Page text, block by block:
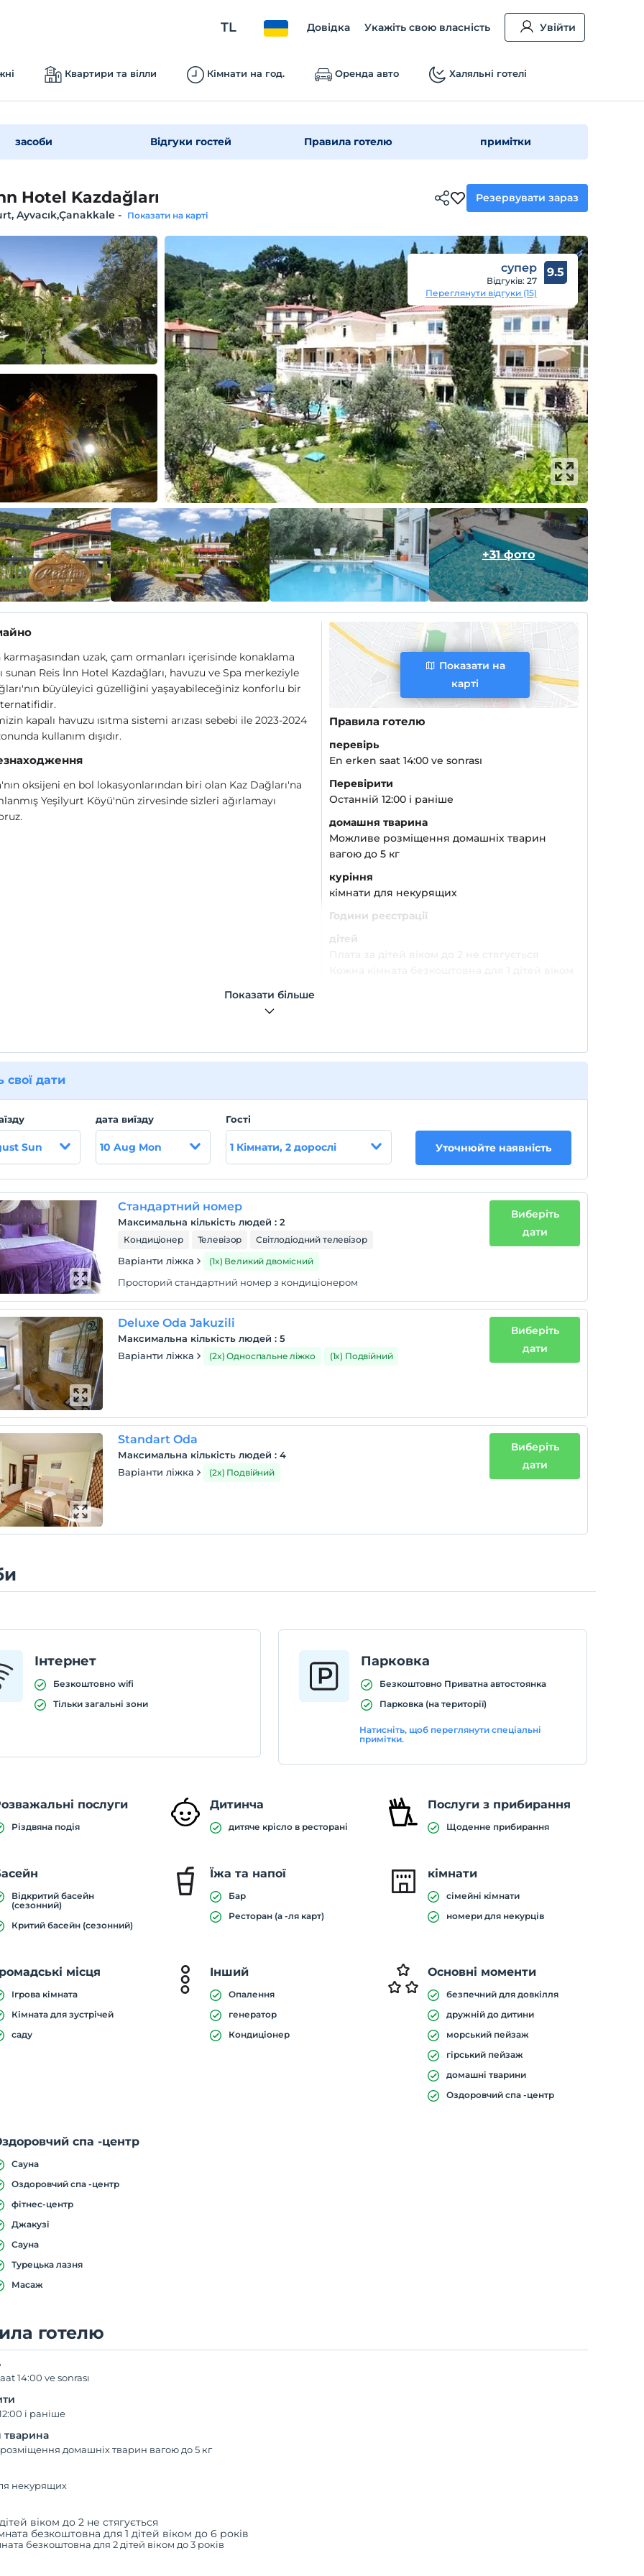
TL Довідка Укажіть свою власність Увійти
Квартири та вілли Кімнати на год. Оренда авто Халяльні готелі
засоби Відгуки гостей Правила готелю примітки
Hotel Kazdağları
Ayvacık,Çanakkale- Показати на карті
Резервувати зараз
супер
Відгуків: 27
Переглянути відгуки (15)
9.5
+31 фото
karmaşasından uzak, çam ormanları içerisinde konaklama
sunan Reis İnn Hotel Kazdağları, havuzu ve Spa merkeziyle
büyüleyici güzelliğini yaşayabileceğiniz konforlu bir
kapalı havuzu ısıtma sistemi arızası sebebi ile 2023-2024
kullanım dışıdır.
oksijeni en bol lokasyonlarından biri olan Kaz Dağları'na
Yeşilyurt Köyü'nün zirvesinde sizleri ağırlamayı
Показати на
карті
Правила готелю
перевірь
En erken saat 14:00 ve sonrası
Перевірити
Останній 12:00 і раніше
домашня тварина
Можливе розміщення домашніх тварин
вагою до 5 кг
куріння
кімнати для некурящих
Години реєстрації
дітей
Показати більше
свої дати
Sun
дата виїзду
10 Aug Mon
Гості
1 Кімнати, 2 дорослі Уточнюйте наявність
Стандартний номер
Максимальна кількість людей :2
Кондиціонер Телевізор Світлодіодний телевізор
Варіанти ліжка (1x) Великий двомісний
Просторий стандартний номер з кондиціонером
Виберіть
дати
Deluxe Oda Jakuzili
Максимальна кількість людей :5
Варіанти ліжка
(2x) Односпальне ліжко (1x) Подвійний
Виберіть
дати
Standart Oda
Максимальна кількість людей :4
Варіанти ліжка
(2x) Подвійний
Виберіть
дати
Інтернет
Безкоштовно wifi
Тільки загальні зони
Парковка
Безкоштовно Приватна автостоянка
Парковка (на території)
Натисніть, щоб переглянути спеціальні
примітки.
послуги
Різдвяна подія
Дитинча
дитяче крісло в ресторані
Послуги з прибирання
Щоденне прибирання
Відкритий басейн
(сезонний)
Критий басейн (сезонний)
Їжа та напої
Бар
Ресторан (а -ля карт)
кімнати
сімейні кімнати
номери для некурців
місця
Ігрова кімната
Кімната для зустрічей
саду
Інший
Опалення
генератор
Кондиціонер
Основні моменти
безпечний для довкілля
дружній до дитини
морський пейзаж
гірський пейзаж
домашні тварини
Оздоровчий спа -центр
спа -центр
Сауна
Оздоровчий спа -центр
фітнес-центр
Джакузі
Сауна
Турецька лазня
Масаж
готелю
14:00 ve sonrası
і раніше
домашніх тварин вагою до 5 кг
некурящих
віком до 2 не стягується
безкоштовна для 1 дітей віком до 6 років
безкоштовна для 2 дітей віком до 3 років